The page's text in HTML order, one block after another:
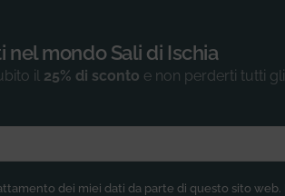
nel mondo Sali di Ischia
il 25% di sconto e non perderti tutti
dei miei dati da parte di questo sito web.